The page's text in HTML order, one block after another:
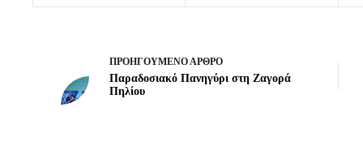
ΠΡΟΗΓΟΎΜΕΝΟΆΡΘΡΟ
Παραδοσιακό Πανηγύρι στη Ζαγορά
Πηλίου